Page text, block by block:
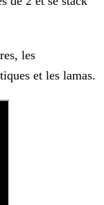
les
et les lamas.